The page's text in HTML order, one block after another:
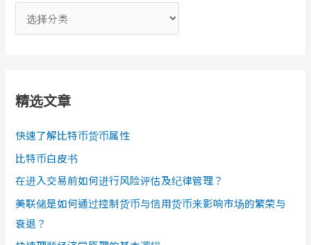
类
精选文章
快速了解比特币货币属性
比特币白皮书
在进入交易前如何进行风险评估及纪律管理？
美联储是如何通过控制货币与信用货币来影响市场的繁荣与
衰退？